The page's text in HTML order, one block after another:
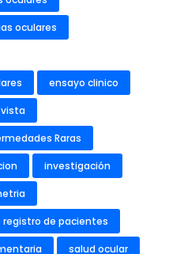
oculares
ensayo clinico
Raras
investigación
registro de pacientes
salud ocular